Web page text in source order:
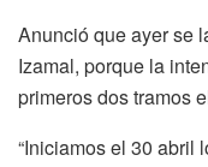
Anunció que ayer se
Izamal, porque la
primeros dos tramos
“Iniciamos el 30 abril